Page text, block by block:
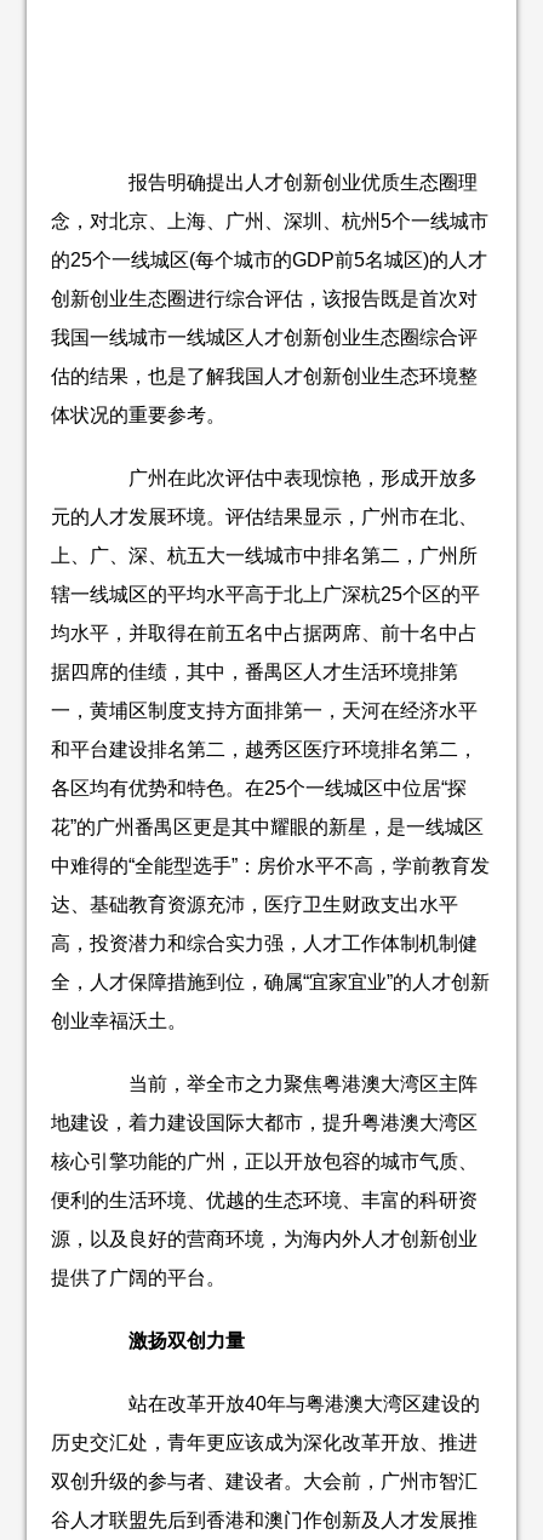
报告明确提出人才创新创业优质生态圈理
念，对北京、上海、广州、深圳、杭州5个一线城市
的25个一线城区(每个城市的GDP前5名城区)的人才
创新创业生态圈进行综合评估，该报告既是首次对
我国一线城市一线城区人才创新创业生态圈综合评
估的结果，也是了解我国人才创新创业生态环境整
体状况的重要参考。
广州在此次评估中表现惊艳，形成开放多
元的人才发展环境。评估结果显示，广州市在北、
上、广、深、杭五大一线城市中排名第二，广州所
辖一线城区的平均水平高于北上广深杭25个区的平
均水平，并取得在前五名中占据两席、前十名中占
据四席的佳绩，其中，番禺区人才生活环境排第
一，黄埔区制度支持方面排第一，天河在经济水平
和平台建设排名第二，越秀区医疗环境排名第二，
各区均有优势和特色。在25个一线城区中位居“探
花”的广州番禺区更是其中耀眼的新星，是一线城区
中难得的“全能型选手”：房价水平不高，学前教育发
达、基础教育资源充沛，医疗卫生财政支出水平
高，投资潜力和综合实力强，人才工作体制机制健
全，人才保障措施到位，确属“宜家宜业”的人才创新
创业幸福沃土。
当前，举全市之力聚焦粤港澳大湾区主阵
地建设，着力建设国际大都市，提升粤港澳大湾区
核心引擎功能的广州，正以开放包容的城市气质、
便利的生活环境、优越的生态环境、丰富的科研资
源，以及良好的营商环境，为海内外人才创新创业
提供了广阔的平台。
激扬双创力量
站在改革开放40年与粤港澳大湾区建设的
历史交汇处，青年更应该成为深化改革开放、推进
双创升级的参与者、建设者。大会前，广州市智汇
谷人才联盟先后到香港和澳门作创新及人才发展推